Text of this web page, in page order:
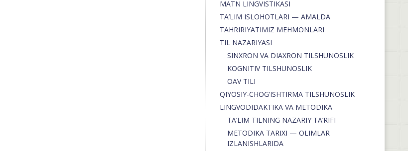
MATN LINGVISTIKASI
TA’LIM ISLOHOTLARI — AMALDA
TAHRIRIYATIMIZ MEHMONLARI
TIL NAZARIYASI
SINXRON VA DIAXRON TILSHUNOSLIK
KOGNITIV TILSHUNOSLIK
OAV TILI
QIYOSIY-CHOG‘ISHTIRMA TILSHUNOSLIK
LINGVODIDAKTIKA VA METODIKA
TA’LIM TILNING NAZARIY TA’RIFI
METODIKA TARIXI — OLIMLAR
IZLANISHLARIDA